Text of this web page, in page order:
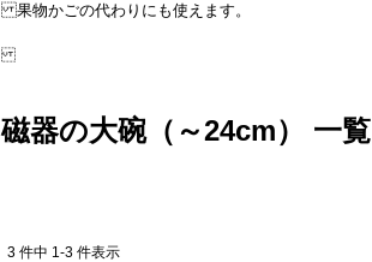
果物かごの代わりにも使えます。
磁器の大碗（～24cm） 一覧
3 件中 1-3 件表示